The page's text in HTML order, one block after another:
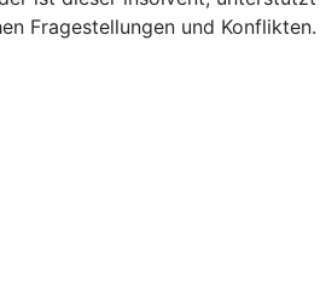
Fragestellungen und Konflikten.